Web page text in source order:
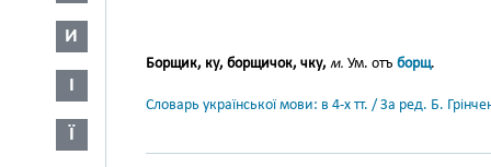
И
І
Ї
Борщик, ку, борщичок, чку, м. Ум. отъ борщ.
Словарь української мови: в 4-х тт. / За ред. Б.